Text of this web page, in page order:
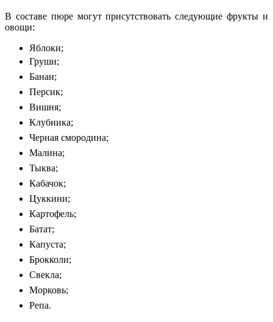
В составе пюре могут присутствовать следующие фрукты и
овощи:
Яблоки;
Груши;
Банан;
Персик;
Вишня;
Клубника;
Черная смородина;
Малина;
Тыква;
Кабачок;
Цуккини;
Картофель;
Батат;
Капуста;
Брокколи;
Свекла;
Морковь;
Репа.